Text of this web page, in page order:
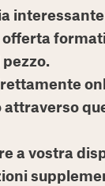
attraverso
a vostra